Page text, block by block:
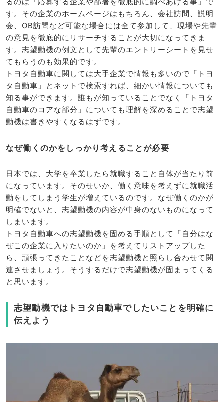
す。その企業のホームページはもちろん、会社訪問、説明
会、OB訪問など可能な場合には全て参加して、現場や先輩
の意見を徹底的にリサーチすることが大切になってきま
す。志望動機の例文として先輩のエントリーシートを見せ
てもらうのも効果的です。
トヨタ自動車に関しては大手企業で情報も多いので「トヨ
タ自動車」とネットで検索すれば、細かい情報についても
知る事ができます。誰もが知っていることでなく「トヨタ
自動車のコアな部分」についても理解を深めることで志望
動機は書きやすくなるはずです。
なぜ働くのかをしっかり考えることが必要
日本では、大学を卒業したら就職すること自体が当たり前
になっています。そのせいか、働く意味を考えずに就職活
動をしてしまう学生が増えているのです。なぜ働くのかが
明確でないと、志望動機の内容が中身のないものになって
しまいます。
トヨタ自動車への志望動機を固める手順として「自分はな
ぜこの企業に入りたいのか」を考えてリストアップした
ら、頑張ってきたことなどを志望動機と照らし合わせて関
連させましょう。そうするだけで志望動機が固まってくる
と思います。
志望動機ではトヨタ自動車でしたいことを明確に
伝えよう